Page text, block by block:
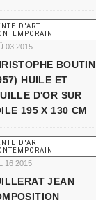
D'ART
03 2015
BOUTIN
HUILE ET
D'OR SUR
195 X 130 CM
D'ART
16 2015
JEAN